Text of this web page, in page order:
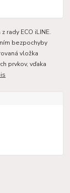
rady ECO iLINE.
bezpochyby
vložka
prvkov, vďaka